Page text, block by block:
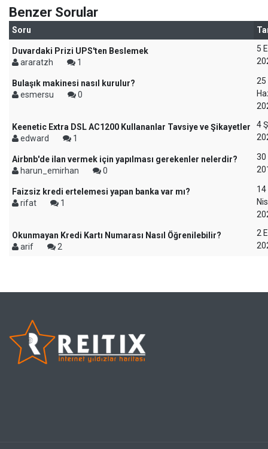
Benzer Sorular
Soru
Duvardaki Prizi UPS'ten Beslemek
araratzh
1
5
Bulaşık makinesi nasıl kurulur?
esmersu
0
25
Keenetic Extra DSL AC1200 Kullananlar Tavsiye ve Şikayetler
edward
1
4
Airbnb'de ilan vermek için yapılması gerekenler nelerdir?
harun_emirhan
0
30
Faizsiz kredi ertelemesi yapan banka var mı?
rifat
1
14
Okunmayan Kredi Kartı Numarası Nasıl Öğrenilebilir?
arif
2
2